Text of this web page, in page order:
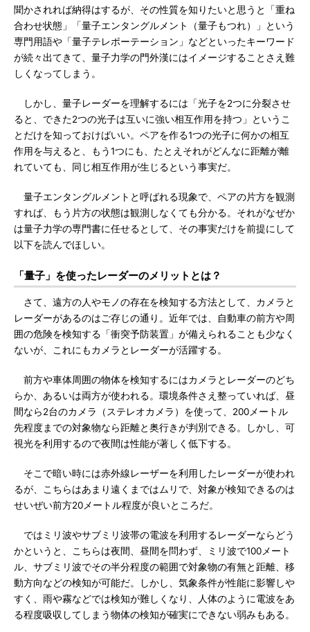
聞かされれば納得はするが、その性質を知りたいと思うと「重ね
合わせ状態」「量子エンタングルメント（量子もつれ）」という
専門用語や「量子テレポーテーション」などといったキーワード
が続々出てきて、量子力学の門外漢にはイメージすることさえ難
しくなってしまう。
しかし、量子レーダーを理解するには「光子を2つに分裂させ
ると、できた2つの光子は互いに強い相互作用を持つ」というこ
とだけを知っておけばいい。ペアを作る1つの光子に何かの相互
作用を与えると、もう1つにも、たとえそれがどんなに距離が離
れていても、同じ相互作用が生じるという事実だ。
量子エンタングルメントと呼ばれる現象で、ペアの片方を観測
すれば、もう片方の状態は観測しなくても分かる。それがなぜか
は量子力学の専門書に任せるとして、その事実だけを前提にして
以下を読んでほしい。
「量子」を使ったレーダーのメリットとは？
さて、遠方の人やモノの存在を検知する方法として、カメラと
レーダーがあるのはご存じの通り。近年では、自動車の前方や周
囲の危険を検知する「衝突予防装置」が備えられることも少なく
ないが、これにもカメラとレーダーが活躍する。
前方や車体周囲の物体を検知するにはカメラとレーダーのどち
らか、あるいは両方が使われる。環境条件さえ整っていれば、昼
間なら2台のカメラ（ステレオカメラ）を使って、200メートル
先程度までの対象物なら距離と奥行きが判別できる。しかし、可
視光を利用するので夜間は性能が著しく低下する。
そこで暗い時には赤外線レーザーを利用したレーダーが使われ
るが、こちらはあまり遠くまではムリで、対象が検知できるのは
せいぜい前方20メートル程度が良いところだ。
ではミリ波やサブミリ波帯の電波を利用するレーダーならどう
かというと、こちらは夜間、昼間を問わず、ミリ波で100メート
ル、サブミリ波でその半分程度の範囲で対象物の有無と距離、移
動方向などの検知が可能だ。しかし、気象条件が性能に影響しや
すく、雨や霧などでは検知が難しくなり、人体のように電波をあ
る程度吸収してしまう物体の検知が確実にできない弱みもある。